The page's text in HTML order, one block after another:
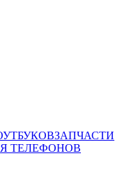
ЗАПЧАСТИ
ТЕЛЕФОНОВ